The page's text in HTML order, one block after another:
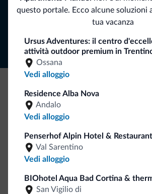
questo portale. Ecco alcune soluzioni
tua vacanza
Ursus Adventures: il centro
attività outdoor premium in
Ossana
Vedi alloggio
Residence Alba Nova
Andalo
Vedi alloggio
Penserhof Alpin Hotel & Restaurant
Val Sarentino
Vedi alloggio
BIOhotel Aqua Bad Cortina &
San Vigilio di
Segui Dolomiti.it
Be Original, scopri la nuova
Ce l'avete chiesto in tanti. Ecco la nuova